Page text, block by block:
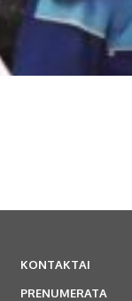
KONTAKTAI
PRENUMERATA